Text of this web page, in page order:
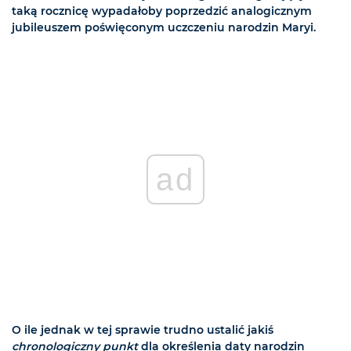
taką rocznicę wypadałoby poprzedzić analogicznym
jubileuszem poświęconym uczczeniu narodzin Maryi.
ad
O ile jednak w tej sprawie trudno ustalić jakiś
chronologiczny punktdla określenia daty narodzin